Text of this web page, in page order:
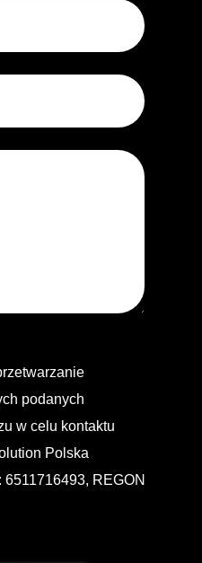
podanych
w celu kontaktu
Polska
6511716493, REGON